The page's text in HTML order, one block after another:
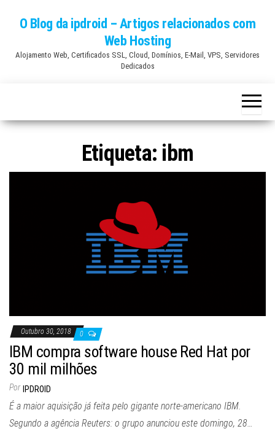
content
O Blog da ipdroid – Artigos relacionados com
Web Hosting
Alojamento Web, Certificados SSL, Cloud, Domínios, E-Mail, VPS, Servidores
Dedicados
Etiqueta: ibm
Outubro 30, 2018 0
IBM compra software house Red Hat por
30 mil milhões
Por IPDROID
É a maior aquisição já feita pelo gigante norte-americano IBM.
Segundo a agência Reuters: o grupo anunciou este domingo, 28…